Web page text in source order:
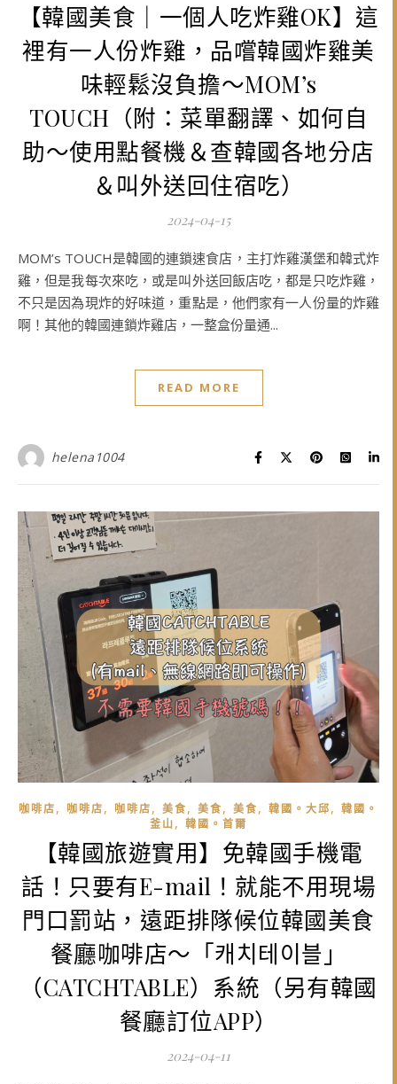
【韓國美食｜一個人吃炸雞OK】這
裡有一人份炸雞，品嚐韓國炸雞美
味輕鬆沒負擔～MOM’s
TOUCH（附：菜單翻譯、如何自
助～使用點餐機＆查韓國各地分店
＆叫外送回住宿吃）
2024-04-15
MOM’s TOUCH是韓國的連鎖速食店，主打炸雞漢堡和韓式炸
雞，但是我每次來吃，或是叫外送回飯店吃，都是只吃炸雞，
不只是因為現炸的好味道，重點是，他們家有一人份量的炸雞
啊！其他的韓國連鎖炸雞店，一整盒份量通...
READ MORE
helena1004
咖啡店, 咖啡店, 咖啡店, 美食, 美食, 美食, 韓國。大邱, 韓國。
釜山, 韓國。首爾
【韓國旅遊實用】免韓國手機電
話！只要有E-mail！就能不用現場
門口罰站，遠距排隊候位韓國美食
餐廳咖啡店～「캐치테이블」
（CATCHTABLE）系統（另有韓國
餐廳訂位APP）
2024-04-11